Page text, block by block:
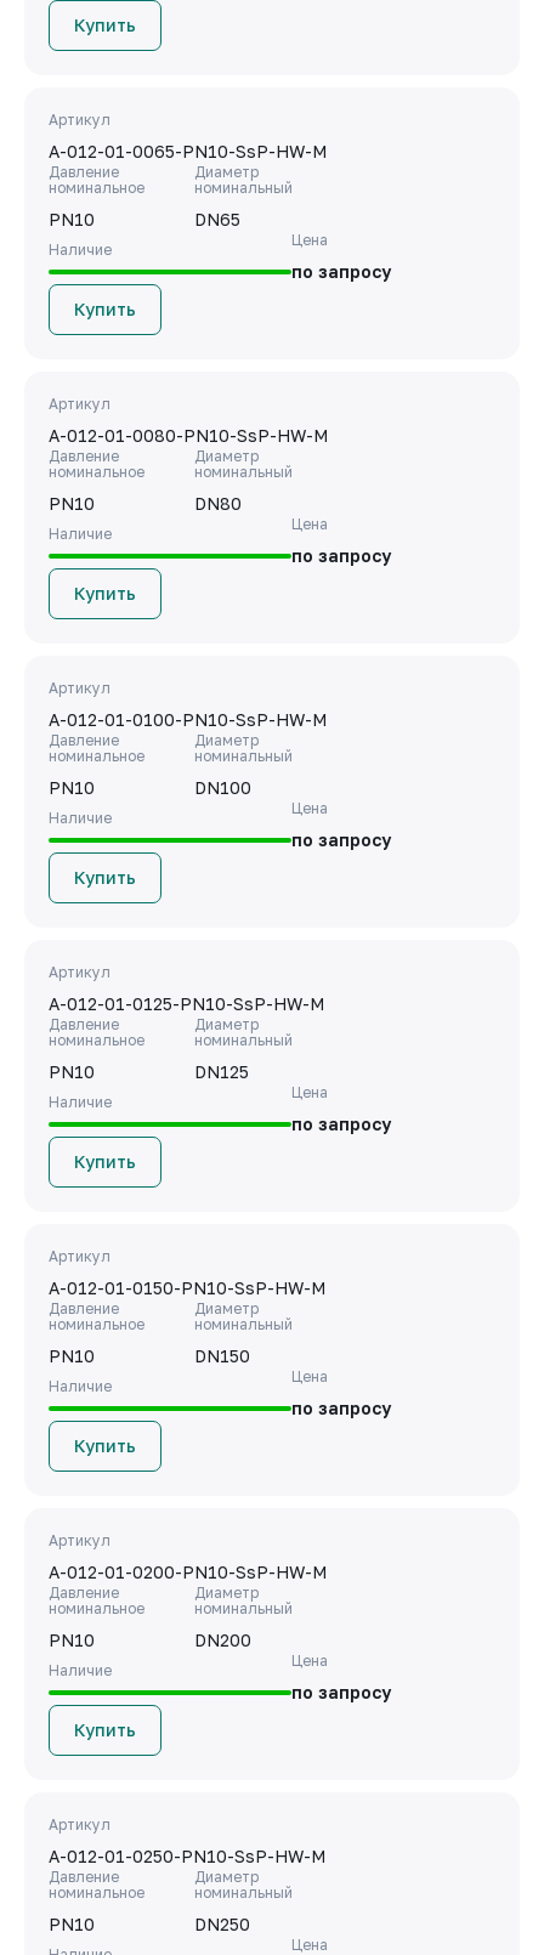
Купить
Артикул
A-012-01-0065-PN10-SsP-HW-M
Давление
номинальное
PN10
Диаметр
номинальный
DN65
Наличие
Цена
по запросу
Купить
Артикул
A-012-01-0080-PN10-SsP-HW-M
Давление
номинальное
PN10
Диаметр
номинальный
DN80
Наличие
Цена
по запросу
Купить
Артикул
A-012-01-0100-PN10-SsP-HW-M
Давление
номинальное
PN10
Диаметр
номинальный
DN100
Наличие
Цена
по запросу
Купить
Артикул
A-012-01-0125-PN10-SsP-HW-M
Давление
номинальное
PN10
Диаметр
номинальный
DN125
Наличие
Цена
по запросу
Купить
Артикул
A-012-01-0150-PN10-SsP-HW-M
Давление
номинальное
PN10
Диаметр
номинальный
DN150
Наличие
Цена
по запросу
Купить
Артикул
A-012-01-0200-PN10-SsP-HW-M
Давление
номинальное
PN10
Диаметр
номинальный
DN200
Наличие
Цена
по запросу
Купить
Артикул
A-012-01-0250-PN10-SsP-HW-M
Давление
номинальное
PN10
Диаметр
номинальный
DN250
Цена